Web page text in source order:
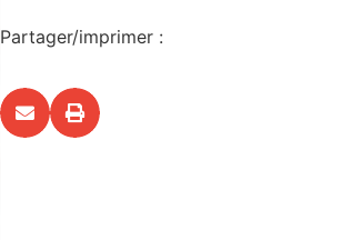
Partager/imprimer :